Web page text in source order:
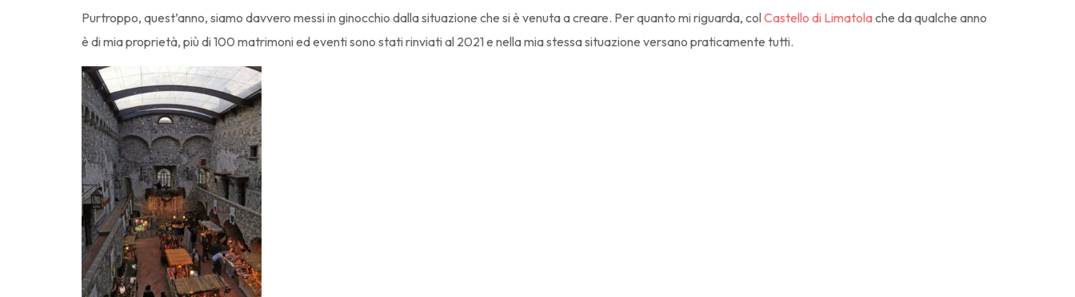
Purtroppo, quest’anno, siamo davvero messi in ginocchio dalla situazione che si è venuta a creare. Per quanto mi riguarda, colCastello di Limatolache da qualche anno
è di mia proprietà, più di 100 matrimoni ed eventi sono stati rinviati al 2021 e nella mia stessa situazione versano praticamente tutti.